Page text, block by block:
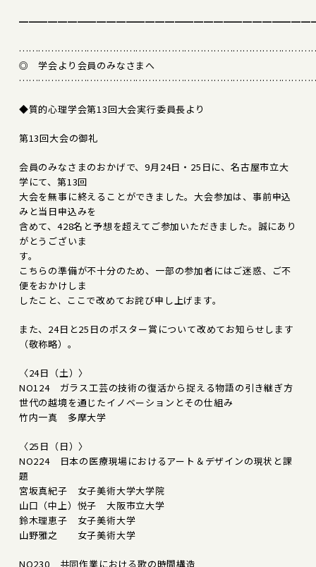
◎ 学会より会員のみなさまへ
◆質的心理学会第13回大会実行委員長より
第13回大会の御礼
会員のみなさまのおかげで、9月24日・25日に、名古屋市立大
学にて、第13回
大会を無事に終えることができました。大会参加は、事前申込
みと当日申込みを
含めて、428名と予想を超えてご参加いただきました。誠にあり
がとうございま
す。
こちらの準備が不十分のため、一部の参加者にはご迷惑、ご不
便をおかけしま
したこと、ここで改めてお詫び申し上げます。
また、24日と25日のポスター賞について改めてお知らせします
（敬称略）。
〈24日（土）〉
NO124 ガラス工芸の技術の復活から捉える物語の引き継ぎ方
世代の越境を通じたイノベーションとその仕組み
竹内一真 多摩大学
〈25日（日）〉
NO224 日本の医療現場におけるアート＆デザインの現状と課
題
宮坂真紀子 女子美術大学大学院
山口（中上）悦子 大阪市立大学
鈴木理恵子 女子美術大学
山野雅之 女子美術大学
NO230 共同作業における歌の時間構造